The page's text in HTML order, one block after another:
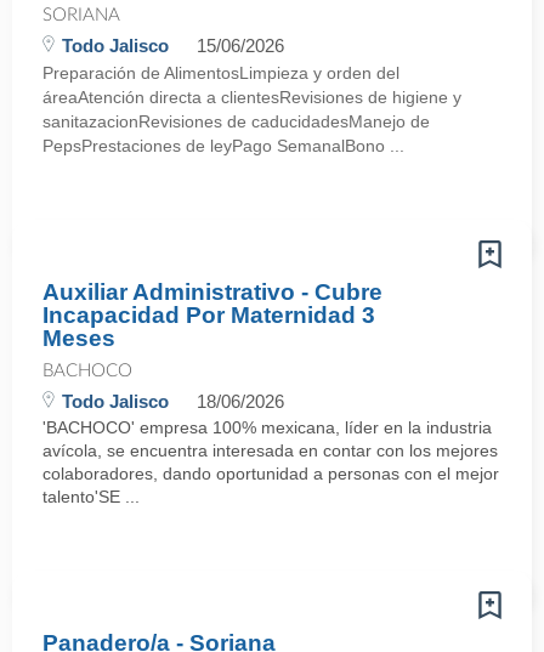
SORIANA
Todo Jalisco 15/06/2026
Preparación de AlimentosLimpieza y orden del
áreaAtención directa a clientesRevisiones de higiene y
sanitazacionRevisiones de caducidadesManejo de
PepsPrestaciones de leyPago SemanalBono ...
Auxiliar Administrativo - Cubre
Incapacidad Por Maternidad 3
Meses
BACHOCO
Todo Jalisco 18/06/2026
'BACHOCO' empresa 100% mexicana, líder en la industria
avícola, se encuentra interesada en contar con los mejores
colaboradores, dando oportunidad a personas con el mejor
talento'SE ...
Panadero/a - Soriana